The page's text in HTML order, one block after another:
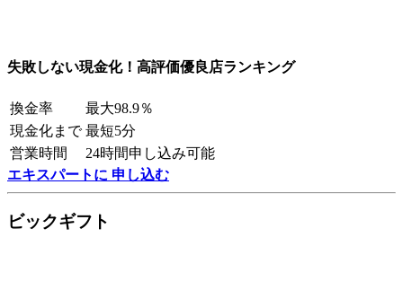
失敗しない現金化！高評価優良店ランキング
換金率
最大98.9％
現金化まで 最短5分
営業時間
24時間申し込み可能
エキスパートに 申し込む
ビックギフト